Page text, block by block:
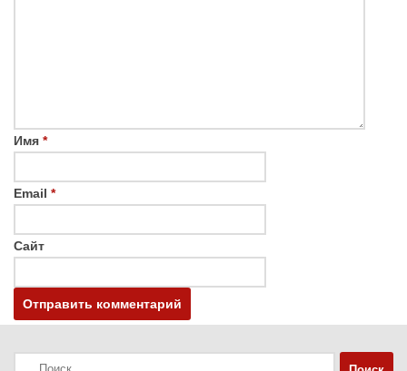
Имя *
Email *
Сайт
Найти: